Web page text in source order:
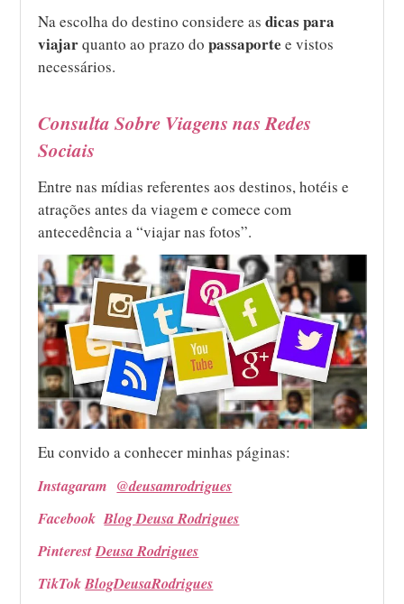
Na escolha do destino considere as dicas para
viajarquanto ao prazo do passaportee vistos
necessários.
Consulta Sobre Viagens nas Redes
Sociais
Entre nas mídias referentes aos destinos, hotéis e
atrações antes da viagem e comece com
antecedência a “viajar nas fotos”.
Eu convido a conhecer minhas páginas:
Instagaram @deusamrodrigues
FacebookBlog Deusa Rodrigues
PinterestDeusa Rodrigues
TikTokBlogDeusaRodrigues